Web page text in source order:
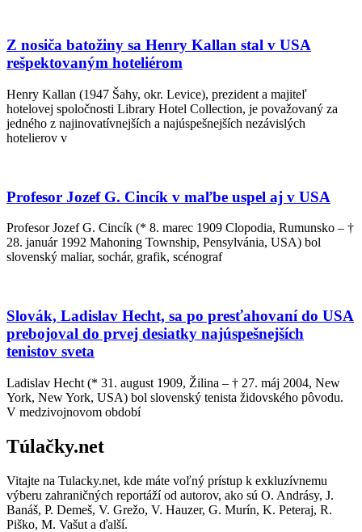
Z nosiča batožiny sa Henry Kallan stal v USA
rešpektovaným hoteliérom
Henry Kallan (1947 Šahy, okr. Levice), prezident a majiteľ
hotelovej spoločnosti Library Hotel Collection, je považovaný za
jedného z najinovatívnejších a najúspešnejších nezávislých
hotelierov v
Profesor Jozef G. Cincík v maľbe uspel aj v USA
Profesor Jozef G. Cincík (* 8. marec 1909 Clopodia, Rumunsko – †
28. január 1992 Mahoning Township, Pensylvánia, USA) bol
slovenský maliar, sochár, grafik, scénograf
Slovák, Ladislav Hecht, sa po presťahovaní do USA
prebojoval do prvej desiatky najúspešnejších
tenistov sveta
Ladislav Hecht (* 31. august 1909, Žilina – † 27. máj 2004, New
York, New York, USA) bol slovenský tenista židovského pôvodu.
V medzivojnovom období
Túlačky.net
Vitajte na Tulacky.net, kde máte voľný prístup k exkluzívnemu
výberu zahraničných reportáží od autorov, ako sú O. Andrásy, J.
Banáš, P. Demeš, V. Grežo, V. Hauzer, G. Murín, K. Peteraj, R.
Piško, M. Vašut a ďalší.